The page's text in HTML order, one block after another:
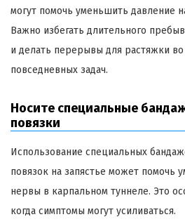
могут помочь уменьшить давление
Важно избегать длительного
и делать перерывы для растяжки
повседневных задач.
Носите специальные
повязки
Использование специальных
повязок на запястье может помочь
нервы в карпальном туннеле. Это
когда симптомы могут усиливаться.